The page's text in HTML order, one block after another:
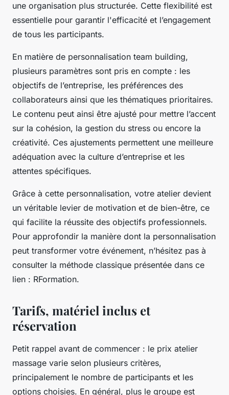
une organisation plus structurée. Cette flexibilité est
essentielle pour garantir l'efficacité et l’engagement
de tous les participants.
En matière de personnalisation team building,
plusieurs paramètres sont pris en compte : les
objectifs de l’entreprise, les préférences des
collaborateurs ainsi que les thématiques prioritaires.
Le contenu peut ainsi être ajusté pour mettre l’accent
sur la cohésion, la gestion du stress ou encore la
créativité. Ces ajustements permettent une meilleure
adéquation avec la culture d’entreprise et les
attentes spécifiques.
Grâce à cette personnalisation, votre atelier devient
un véritable levier de motivation et de bien-être, ce
qui facilite la réussite des objectifs professionnels.
Pour approfondir la manière dont la personnalisation
peut transformer votre événement, n’hésitez pas à
consulter la méthode classique présentée dans ce
lien : RFormation.
Tarifs, matériel inclus et
réservation
Petit rappel avant de commencer : le prix atelier
massage varie selon plusieurs critères,
principalement le nombre de participants et les
options choisies. En général, plus le groupe est